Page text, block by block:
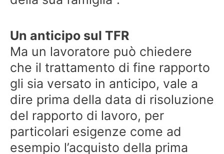
Un anticipo sul TFR
Ma un lavoratore può chiedere
che il trattamento di fine rapporto
gli sia versato in anticipo, vale a
dire prima della data di risoluzione
del rapporto di lavoro, per
particolari esigenze come ad
esempio l’acquisto della prima